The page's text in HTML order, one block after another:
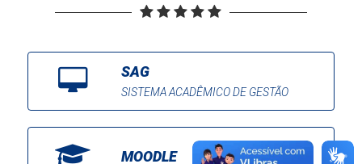
SAG
SISTEMA ACADÊMICO DE GESTÃO
MOODLE